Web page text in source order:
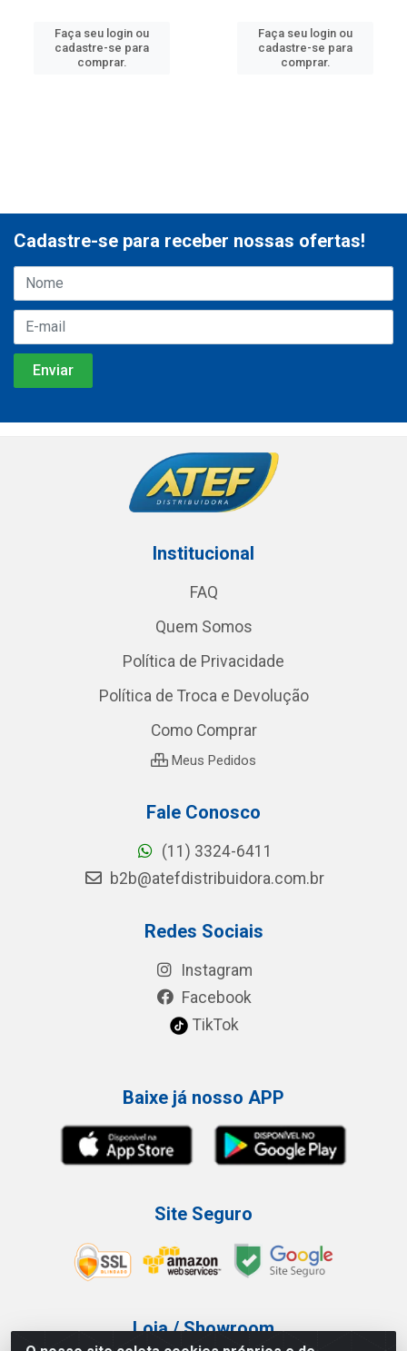
Faça seu login ou
cadastre-se para
comprar.
Faça seu login ou
cadastre-se para
comprar.
Cadastre-se para receber nossas ofertas!
Institucional
FAQ
Quem Somos
Política de Privacidade
Política de Troca e Devolução
Como Comprar
Meus Pedidos
Fale Conosco
(11) 3324-6411
b2b@atefdistribuidora.com.br
Redes Sociais
Instagram
Facebook
TikTok
Baixe já nosso APP
Site Seguro
Loja / Showroom